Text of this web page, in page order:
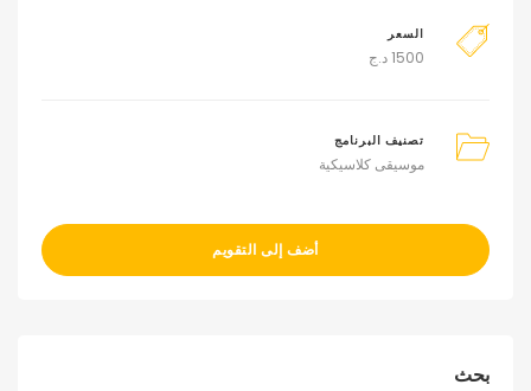
السعر
1500د.ج
تصنيف البرنامج
موسيقى كلاسيكية
أضف إلى التقويم
بحث